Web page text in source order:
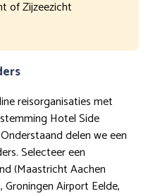
of Zijzeezicht
reisorganisaties met
Hotel Side
delen we een
Selecteer een
(Maastricht Aachen
Airport Eelde,